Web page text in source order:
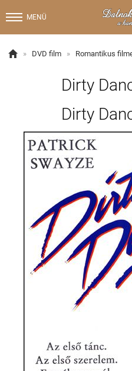
MENÜ
 » DVD film » Romantikus
Dirty
Dirty